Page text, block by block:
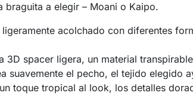
braguita a elegir – Moani o Kaipo.
acolchado con diferentes
3D spacer ligera, un material
suavemente el pecho, el tejido elegido
toque tropical al look, los detalles